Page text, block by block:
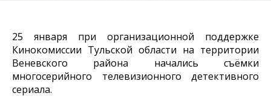
25 января при организационной поддержке
Кинокомиссии Тульской области на территории
Веневского района начались съёмки
многосерийного телевизионного детективного
сериала.